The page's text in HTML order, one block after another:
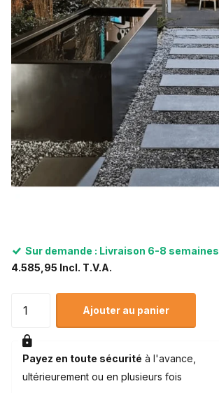
Sur demande : Livraison 6-8 semaines
4.585,95 Incl. T.V.A.
Ajouter au panier
Payez en toute sécurité à l'avance,
ultérieurement ou en plusieurs fois